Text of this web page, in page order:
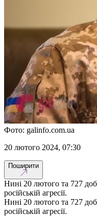
Фото: galinfo.com.ua
20 лютого 2024, 07:30
Поширити
Нині 20 лютого та 727
російській агресії.
Нині 20 лютого та 727
російській агресії.